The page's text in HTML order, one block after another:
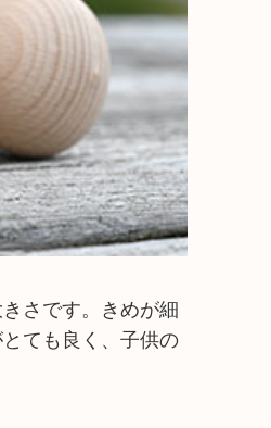
さです。きめが細
ても良く、子供の